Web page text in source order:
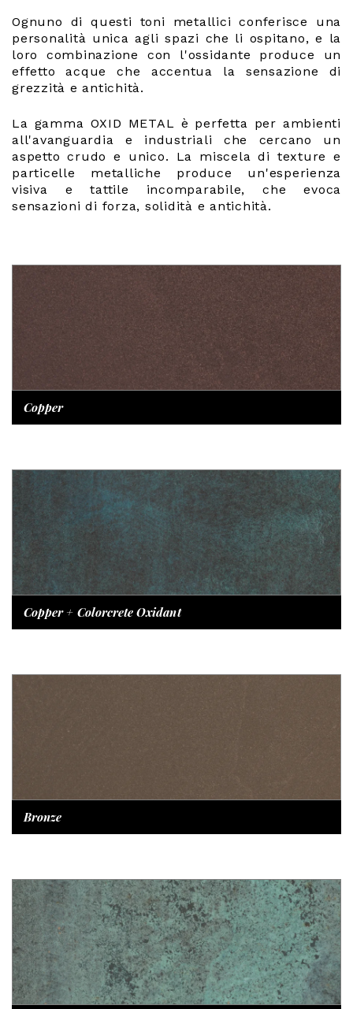
Ognuno di questi toni metallici conferisce una
personalità unica agli spazi che li ospitano, e la
loro combinazione con l'ossidante produce un
effetto acque che accentua la sensazione di
grezzità e antichità.
La gamma OXID METAL è perfetta per ambienti
all'avanguardia e industriali che cercano un
aspetto crudo e unico. La miscela di texture e
particelle metalliche produce un'esperienza
visiva e tattile incomparabile, che evoca
sensazioni di forza, solidità e antichità.
Copper
Copper + Colorcrete Oxidant
Bronze